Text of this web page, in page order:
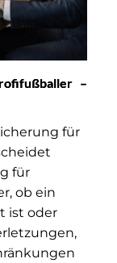
–
für
für
ob ein
ist oder